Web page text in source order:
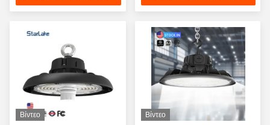
Βίντεο Βίντεο